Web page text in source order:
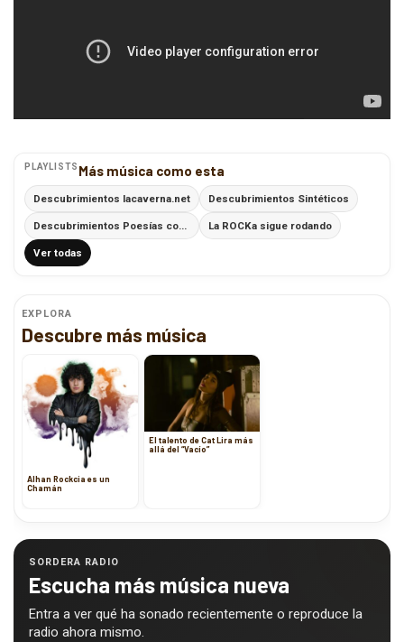
PLAYLISTS Más música como esta
Descubrimientos lacaverna.net Descubrimientos Sintéticos
La ROCKa sigue rodando
Ver todas
EXPLORA
Descubre más música
Alhan Rockcia es un
Chamán
El talento de Cat Lira más
allá del “Vacío”
SORDERA RADIO
Escucha más música nueva
Entra a ver qué ha sonado recientemente o reproduce la
radio ahora mismo.